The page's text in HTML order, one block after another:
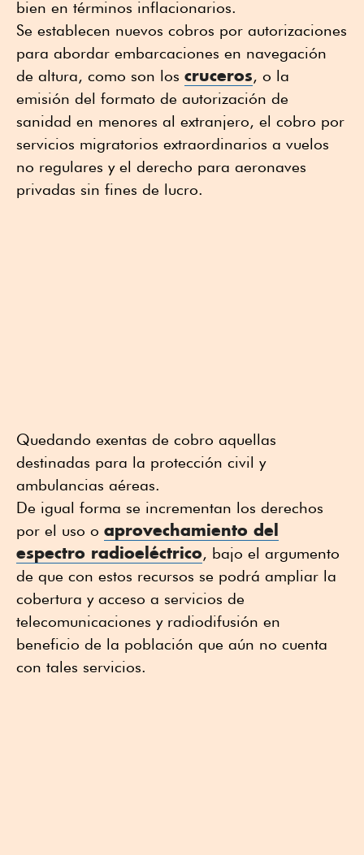
bien en términos inflacionarios.
Se establecen nuevos cobros por autorizaciones
para abordar embarcaciones en navegación
de altura, como son los cruceros, o la
emisión del formato de autorización de
sanidad en menores al extranjero, el cobro por
servicios migratorios extraordinarios a vuelos
no regulares y el derecho para aeronaves
privadas sin fines de lucro.
Quedando exentas de cobro aquellas
destinadas para la protección civil y
ambulancias aéreas.
De igual forma se incrementan los derechos
por el uso o aprovechamiento del
espectro radioeléctrico, bajo el argumento
de que con estos recursos se podrá ampliar la
cobertura y acceso a servicios de
telecomunicaciones y radiodifusión en
beneficio de la población que aún no cuenta
con tales servicios.